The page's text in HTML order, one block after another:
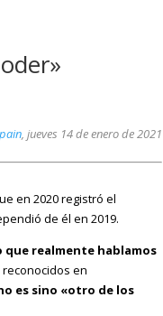
, jueves 14 de enero de 2021
en 2020 registró el
de él en 2019.
que realmente hablamos
en
es sino «otro de los